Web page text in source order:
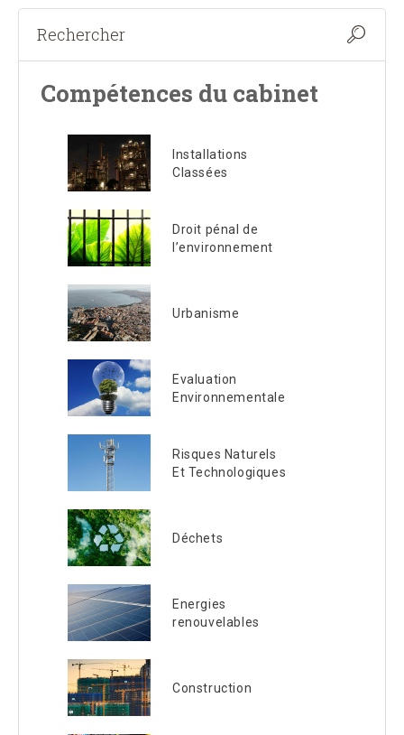
Compétences du cabinet
Installations
Classées
Droit pénal de
l’environnement
Urbanisme
Evaluation
Environnementale
Risques Naturels
Et Technologiques
Déchets
Energies
renouvelables
Construction